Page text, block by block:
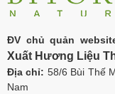
ĐV chủ quản
Xuất Hương Liệu
Địa chỉ: 58/6 Bùi Thế
Nam